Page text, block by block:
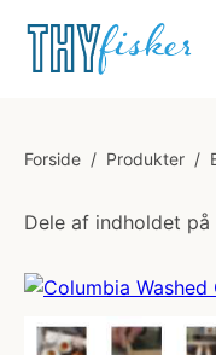
Forside / Produkter /
Dele af indholdet